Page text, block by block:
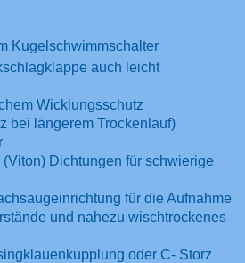
Kugelschwimmschalter
auch leicht
Wicklungsschutz
bei längerem Trockenlauf)
Dichtungen für schwierige
für die Aufnahme
und nahezu wischtrockenes
oder C- Storz